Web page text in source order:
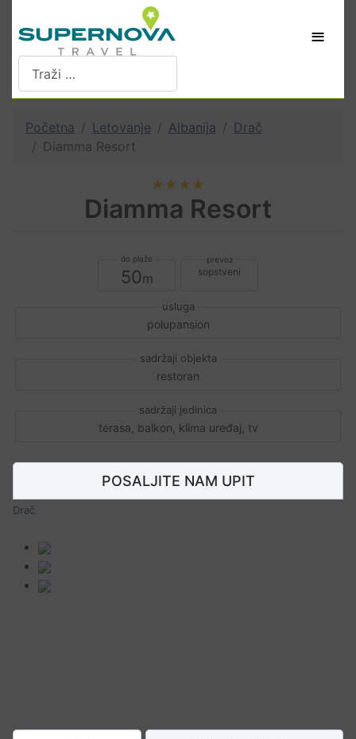
≡
Pretraži
Početna Letovanje Albanija
Drač
Diamma Resort
★★★★
Diamma Resort
50 sopstveni
polupansion
restoran
terasa, balkon, klima uređaj, tv
POSALJITE NAM UPIT
Drač